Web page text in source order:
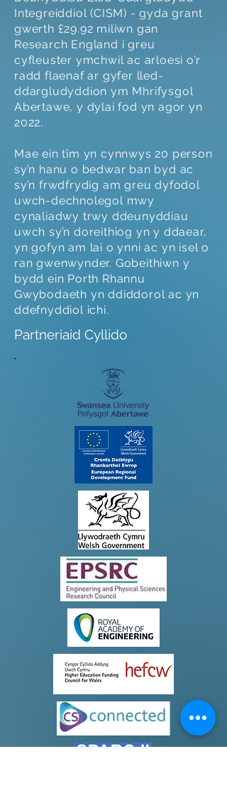
Integreiddiol (CISM) - gyda grant
gwerth £29.92 miliwn gan
Research England i greu
cyfleuster ymchwil ac arloesi o’r
radd flaenaf ar gyfer lled-
ddargludyddion ym Mhrifysgol
Abertawe, y dylai fod yn agor yn
2022.
Mae ein tîm yn cynnwys 20 person
sy’n hanu o bedwar ban byd ac
sy’n frwdfrydig am greu dyfodol
uwch-dechnolegol mwy
cynaliadwy trwy ddeunyddiau
uwch sy’n doreithiog yn y ddaear,
yn gofyn am lai o ynni ac yn isel o
ran gwenwynder. Gobeithiwn y
bydd ein Porth Rhannu
Gwybodaeth yn ddiddorol ac yn
ddefnyddiol ichi.
Partneriaid Cyllido